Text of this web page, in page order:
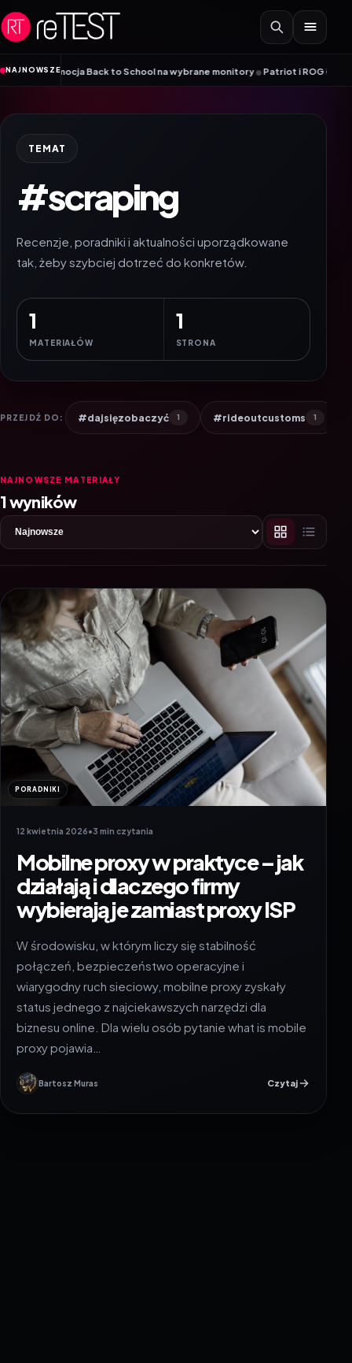
Przejdź do treści
NAJNOWSZE
promocja Back to School na wybrane monitory•Patriot i ROG łączą siły.
TEMAT
#scraping
Recenzje, poradniki i aktualności uporządkowane
tak, żeby szybciej dotrzeć do konkretów.
1
MATERIAŁÓW
1
STRONA
PRZEJDŹ DO: #dajsięzobaczyć 1 #rideoutcustoms 1
NAJNOWSZE MATERIAŁY
1 wyników
PORADNIKI
12 kwietnia 2026•3 min czytania
Mobilne proxy w praktyce – jak
działają i dlaczego firmy
wybierają je zamiast proxy ISP
W środowisku, w którym liczy się stabilność
połączeń, bezpieczeństwo operacyjne i
wiarygodny ruch sieciowy, mobilne proxy zyskały
status jednego z najciekawszych narzędzi dla
biznesu online. Dla wielu osób pytanie what is mobile
proxy pojawia…
Bartosz Muras Czytaj